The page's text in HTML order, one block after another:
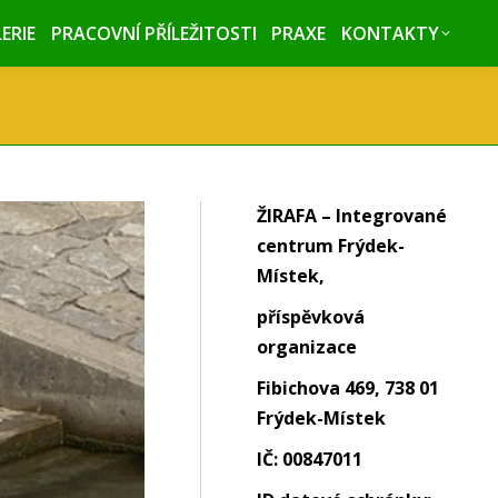
PRACOVNÍ PŘÍLEŽITOSTI PRAXE KONTAKTY
ŽIRAFA – Integrované
centrum Frýdek-
Místek,
příspěvková
organizace
Fibichova 469, 738 01
Frýdek-Místek
IČ: 00847011
PRACOVNÍ PŘÍLEŽITOSTI PRAXE KONTAKTY